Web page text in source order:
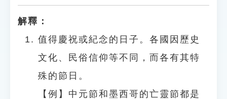
解釋：
值得慶祝或紀念的日子。各國因歷史
文化、民俗信仰等不同，而各有其特
殊的節日。
【例】中元節和墨西哥的亡靈節都是